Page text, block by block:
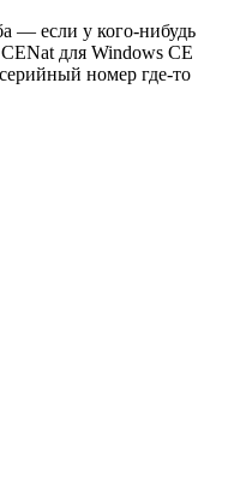
— если у кого-нибудь
для Windows CE
номер где-то